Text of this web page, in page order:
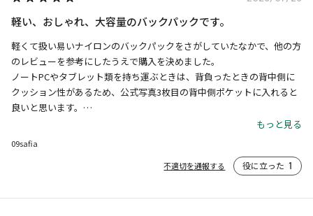
軽い、おしゃれ、大容量のバックパックです。
軽くて扱い易いナイロンのバックパックをさがしていたなかで、他の方
のレビューを参考にしたうえで購入を決めました。
ノートPCやタブレット類を持ち運ぶときは、背負ったときの背中側に
クッション性があるため、公式写真3枚目の背中側ポケットに入れると
良いと思います。
とにかく大容量で、日常使い、通勤通学、小旅行など何でも活躍させる
ことができます。
ファスナーの引っ張る部分に付いている星柄のアクセントや、メッシュ
ました。
もっと見る
09safia
不適切を通報する 役に立った 1